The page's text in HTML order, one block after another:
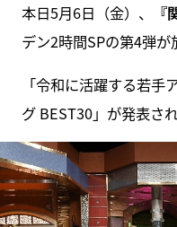
本日5月6日（金）、
デン2時間SPの第4弾が
「令和に活躍する若手
グ BEST30」が発表され